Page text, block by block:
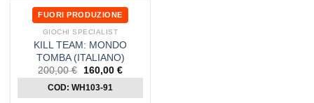
FUORI PRODUZIONE
GIOCHI SPECIALIST
KILL TEAM: MONDO
TOMBA (ITALIANO)
200,00€
Il
prezzo
originale
era:
160,00 €Il
prezzo
è:
COD: WH103-91